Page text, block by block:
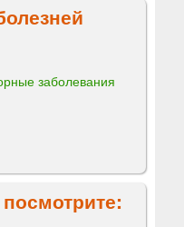
заболевания